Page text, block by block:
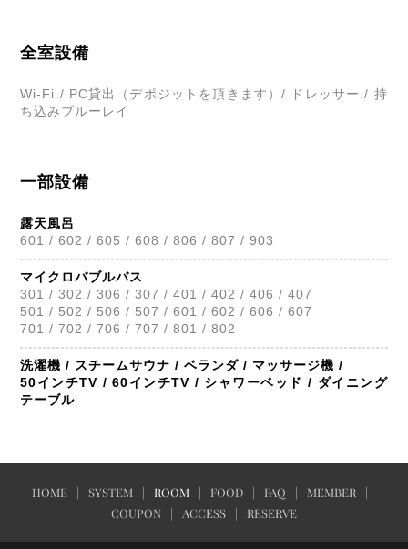
全室設備
Wi-Fi / PC貸出（デポジットを頂きます）/ ドレッサー / 持
ち込みブルーレイ
一部設備
露天風呂
601 / 602 / 605 / 608 / 806 / 807 / 903
マイクロバブルバス
301 / 302 / 306 / 307 / 401 / 402 / 406 / 407
501 / 502 / 506 / 507 / 601 / 602 / 606 / 607
701 / 702 / 706 / 707 / 801 / 802
洗濯機 / スチームサウナ / ベランダ / マッサージ機 /
50インチTV / 60インチTV / シャワーベッド / ダイニング
テーブル
HOME SYSTEM ROOM FOOD FAQ
MEMBER
COUPON
ACCESS RESERVE